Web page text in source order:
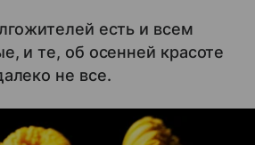
есть и всем
и те, об осенней красоте
не все.